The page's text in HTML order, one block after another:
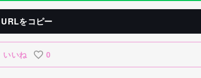
URLをコピー
いいね 0